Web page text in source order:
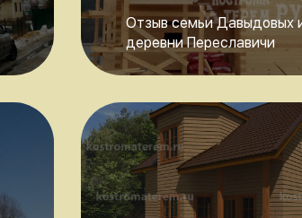
Отзыв семьи Давыдовых
деревни Переславичи